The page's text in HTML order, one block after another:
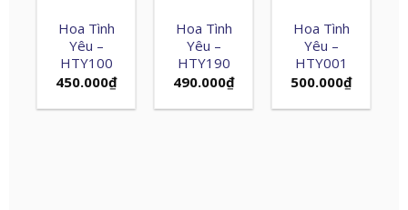
Hoa Tình
Yêu –
HTY100
450.000₫
Hoa Tình
Yêu –
HTY190
490.000₫
Hoa Tình
Yêu –
HTY001
500.000₫